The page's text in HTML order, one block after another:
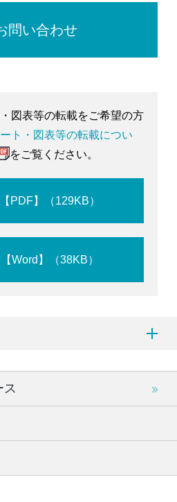
問い合わせ
図表等の転載をご希望の方
ート・図表等の転載につい
をご覧ください。
PDF】（129KB）
Word】（38KB）
ス